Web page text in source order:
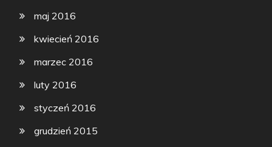
maj 2016
kwiecień 2016
marzec 2016
luty 2016
styczeń 2016
grudzień 2015